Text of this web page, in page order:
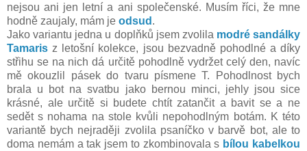
nejsou ani jen letní a ani společenské. Musím říci, že mne
hodně zaujaly, mám je odsud .
Jako variantu jedna u doplňků jsem zvolila modré sandálky
Tamaris z letošní kolekce, jsou bezvadně pohodlné a díky
střihu se na nich dá určitě pohodlně vydržet celý den, navíc
mě okouzlil pásek do tvaru písmene T. Pohodlnost bych
brala u bot na svatbu jako bernou minci, jehly jsou sice
krásné, ale určitě si budete chtít zatančit a bavit se a ne
sedět s nohama na stole kvůli nepohodlným botám. K této
variantě bych nejraději zvolila psaníčko v barvě bot, ale to
doma nemám a tak jsem to zkombinovala s bílou kabelkou